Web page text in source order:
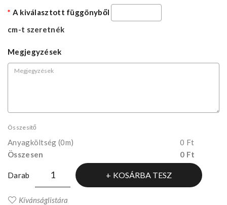
A kiválasztott függönyből
cm-t szeretnék
Megjegyzések
Összesítő
Anyagköltség (0m)
0 Ft
Összesen
0 Ft
Darab KOSÁRBA TESZ
Kívánságlistára